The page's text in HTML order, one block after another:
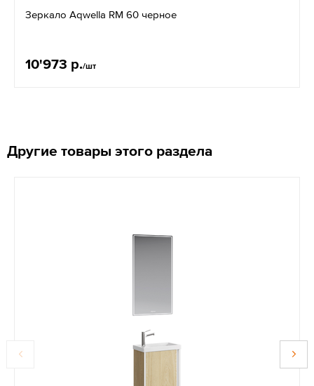
Зеркало Aqwella RM 60 черное
10'973 р./шт
Другие товары этого раздела